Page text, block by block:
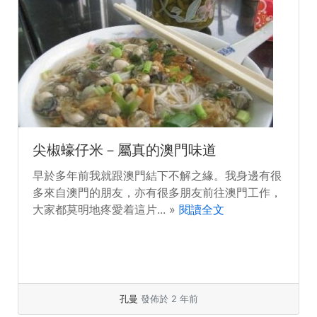
尖椒蠔仔米－屬真的澳門味道
早於多年前我就跟澳門結下不解之緣。我身邊有很
多來自澳門的朋友，亦有很多朋友前往澳門工作，
大家都莫明地疼愛着這片... » 閱讀全文
孔曼 發佈於 2 年前